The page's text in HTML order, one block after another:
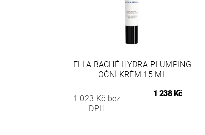
ELLA BACHÉ HYDRA-PLUMPING
OČNÍ KRÉM 15 ML
1 023 Kč bez
DPH
1 238 Kč